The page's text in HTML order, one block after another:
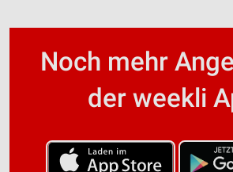
Noch mehr
der weekli